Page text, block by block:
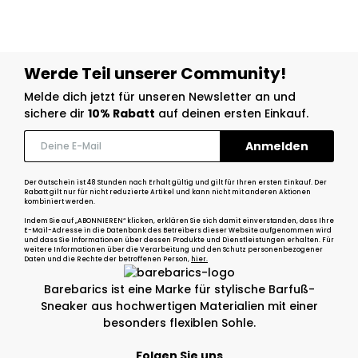
Barebarics ist eine Marke für stylische Barfuß-
Sneaker aus hochwertigen Materialien mit einer
besonders flexiblen Sohle.
Werde Teil unserer Community!
Melde dich jetzt für unseren Newsletter an und
sichere dir 10% Rabatt auf deinen ersten Einkauf.
Der Gutschein ist 48 Stunden nach Erhalt gültig und gilt für Ihren ersten Einkauf. Der
Rabatt gilt nur für nicht reduzierte Artikel und kann nicht mit anderen Aktionen
kombiniert werden.
Indem Sie auf „ABONNIEREN“ klicken, erklären Sie sich damit einverstanden, dass Ihre
E-Mail-Adresse in die Datenbank des Betreibers dieser Website aufgenommen wird
und dass Sie Informationen über dessen Produkte und Dienstleistungen erhalten. Für
weitere Informationen über die Verarbeitung und den Schutz personenbezogener
Daten und die Rechte der betroffenen Person, hier.